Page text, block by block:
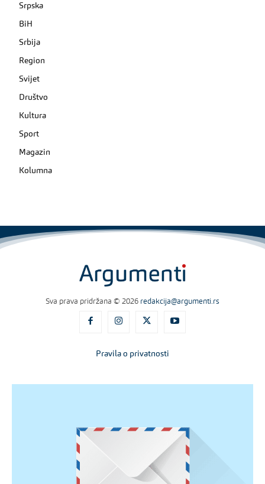
Srpska
BiH
Srbija
Region
Svijet
Društvo
Kultura
Sport
Magazin
Kolumna
Sva prava pridržana © 2026 redakcija@argumenti.rs
Pravila o privatnosti